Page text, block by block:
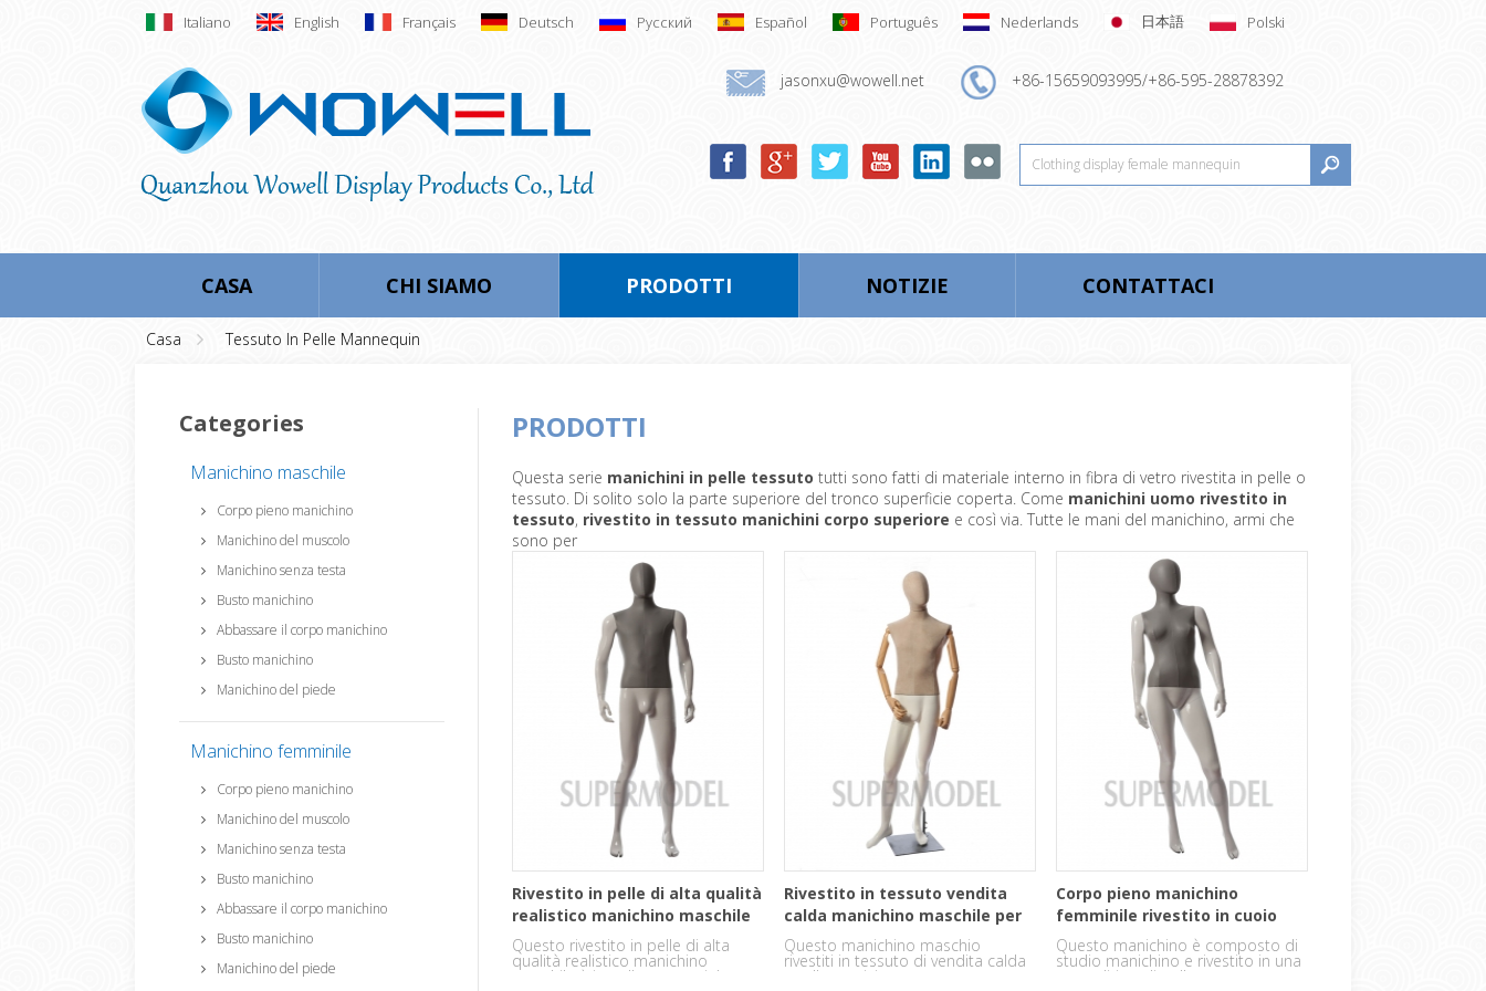
Italiano English Français Deutsch Русский Español Português Nederlands 日本語 Polski
jasonxu@wowell.net +86-15659093995/+86-595-28878392
CASA CHI SIAMO PRODOTTI NOTIZIE CONTATTACI
Casa Tessuto In Pelle Mannequin
Categories
Manichino maschile
Corpo pieno manichino
Manichino del muscolo
Manichino senza testa
Busto manichino
Abbassare il corpo manichino
Busto manichino
Manichino del piede
Manichino femminile
Corpo pieno manichino
Manichino del muscolo
Manichino senza testa
Busto manichino
Abbassare il corpo manichino
Busto manichino
Manichino del piede
PRODOTTI
Questa serie manichini in pelle tessuto tutti sono fatti di materiale interno in fibra di vetro rivestita in pelle o
tessuto. Di solito solo la parte superiore del tronco superficie coperta. Come manichini uomo rivestito in
tessuto, rivestito in tessuto manichini corpo superiore e così via. Tutte le mani del manichino, armi che
sono per
Rivestito in pelle di alta qualità
realistico manichino maschile
Questo rivestito in pelle di alta
qualità realistico manichino
maschile è in pelle e materiale
Rivestito in tessuto vendita
calda manichino maschile per
l'esposizione
dell'abbigliamento
Questo manichino maschio
rivestiti in tessuto di vendita calda
per l'esposizione
Corpo pieno manichino
femminile rivestito in cuoio
Questo manichino è composto di
studio manichino e rivestito in una
posa diritta di pelle.